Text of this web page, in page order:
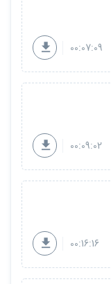
00:07:09
00:09:02
00:16:16